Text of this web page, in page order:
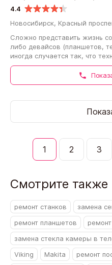
4.4
Новосибирск, Красный
Сложно представить жизнь
либо девайсов (планшетов,
иногда случается так, что
столкнулись с такой…
1 2 3
Смотрите также
ремонт станков замена
ремонт планшетов
замена стекла камеры в
Viking
Makita
ремонт